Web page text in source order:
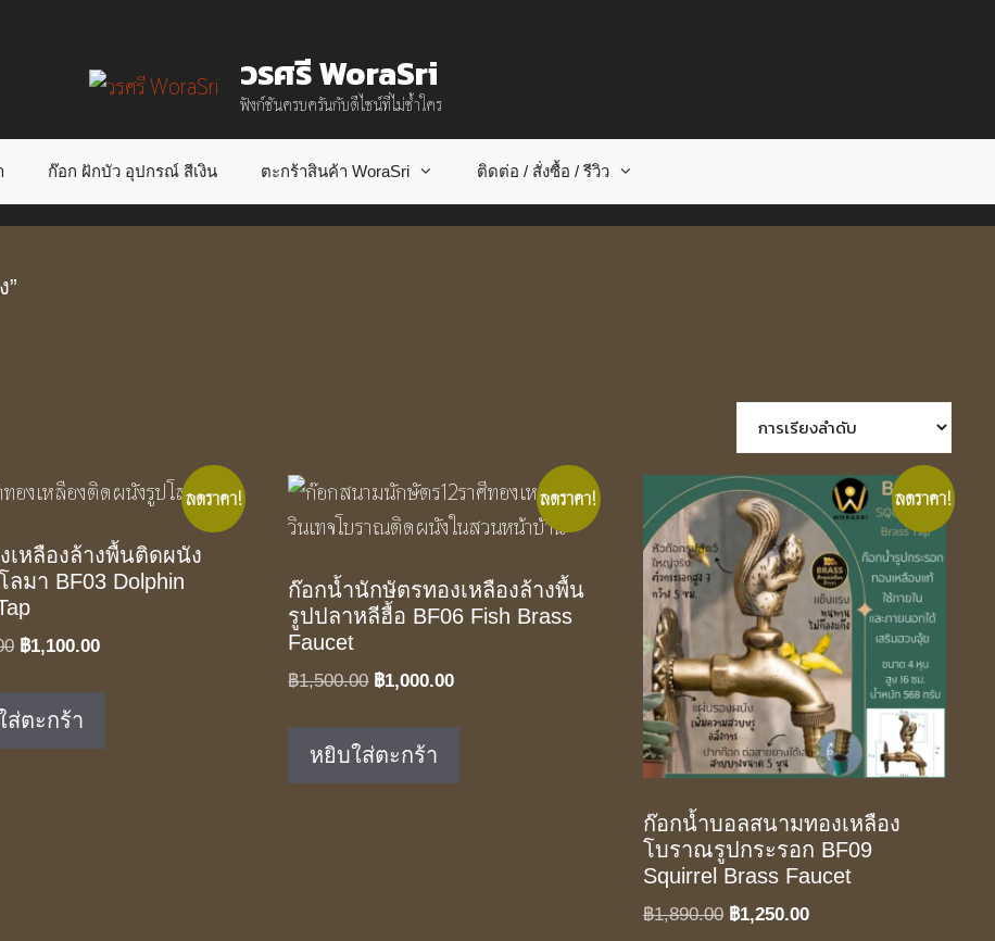
วรศรี WoraSri
ฟังก์ชันครบครันกับดีไซน์ที่ไม่ซ้ำใคร
ก๊อก ฝักบัว อุปกรณ์ สีเงิน ตะกร้าสินค้า WoraSri ติดต่อ / สั่งซื้อ / รีวิว
ลดราคา!
เหลืองล้างพื้นติดผนัง
ลมา BF03 Dolphin
Original
฿1,650.00.
฿1,100.00Current
ส่ตะกร้า
ลดราคา!
ก๊อกน้ำนักษัตรทองเหลืองล้างพื้น
รูปปลาหลีฮื้อ BF06 Fish Brass
Faucet
฿1,500.00 Original
฿1,500.00.
฿1,000.00Current
หยิบใส่ตะกร้า
ลดราคา!
ก๊อกน้ำบอลสนามทองเหลือง
โบราณรูปกระรอก BF09
Squirrel Brass Faucet
฿1,890.00 Original
฿1,250.00Current